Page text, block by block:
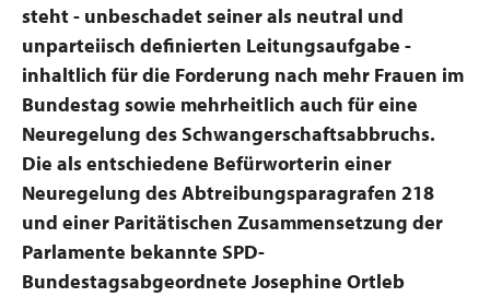
steht - unbeschadet seiner als neutral und
unparteiisch definierten Leitungsaufgabe -
inhaltlich für die Forderung nach mehr Frauen im
Bundestag sowie mehrheitlich auch für eine
Neuregelung des Schwangerschaftsabbruchs.
Die als entschiedene Befürworterin einer
Neuregelung des Abtreibungsparagrafen 218
und einer Paritätischen Zusammensetzung der
Parlamente bekannte SPD-
Bundestagsabgeordnete Josephine Ortleb